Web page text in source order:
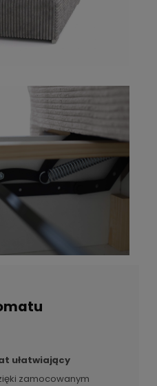
ułatwiający
zamocowanym